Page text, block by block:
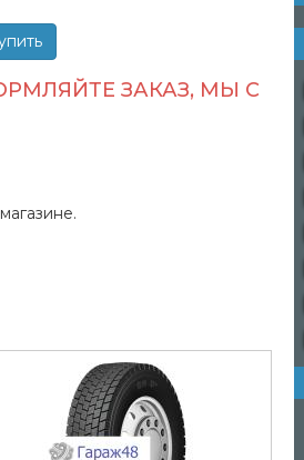
ЗАКАЗ, МЫ С